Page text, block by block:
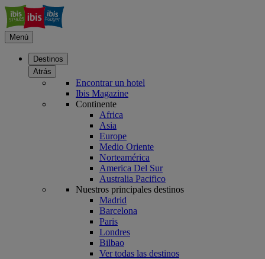
Menú
Destinos
Atrás
Encontrar un hotel
Ibis Magazine
Continente
Africa
Asia
Europe
Medio Oriente
Norteamérica
America Del Sur
Australia Pacifico
Nuestros principales destinos
Madrid
Barcelona
Paris
Londres
Bilbao
Ver todas las destinos